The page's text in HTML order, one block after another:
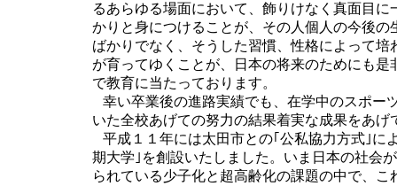
るあらゆる場面において、飾りけなく真面目に
かりと身につけることが、その人個人の今後の
ばかりでなく、そうした習慣、性格によって培
が育ってゆくことが、日本の将来のためにも是
で教育に当たっております。
幸い卒業後の進路実績でも、在学中のスポー
いた全校あげての努力の結果着実な成果をあげ
平成１１年には太田市との｢公私協力方式｣に
期大学｣を創設いたしました。いま日本の社会
られている少子化と超高齢化の課題の中で、こ